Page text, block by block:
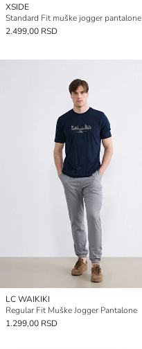
XSIDE
Standard Fit muške jogger pantalone
2.499,00 RSD
LC WAIKIKI
Regular Fit Muške Jogger Pantalone
1.299,00 RSD